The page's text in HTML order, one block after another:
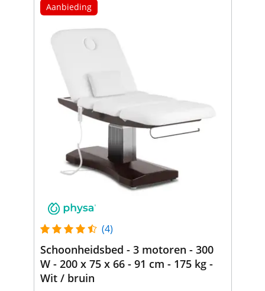
Aanbieding
(4)
Schoonheidsbed - 3 motoren - 300
W - 200 x 75 x 66 - 91 cm - 175 kg -
Wit / bruin